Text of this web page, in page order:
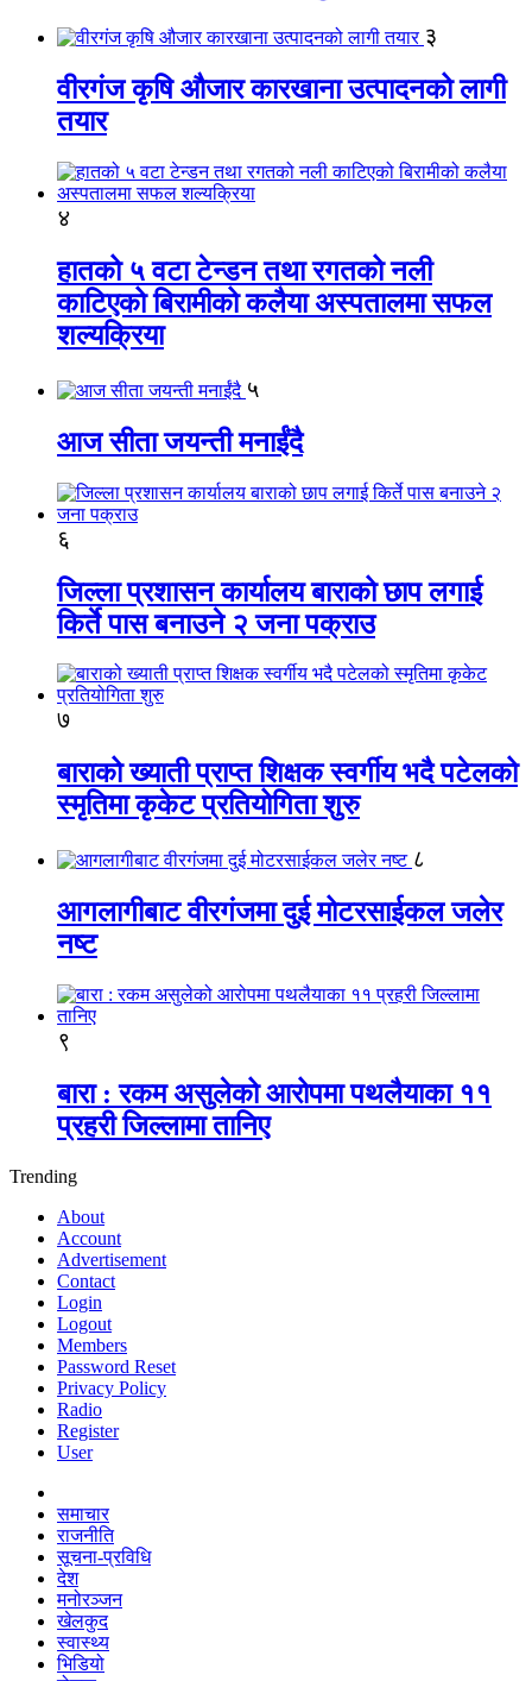
३
वीरगंज कृषि औजार कारखाना उत्पादनको लागी
तयार
४
हातको ५ वटा टेन्डन तथा रगतको नली
काटिएको बिरामीको कलैया अस्पतालमा सफल
शल्यक्रिया
५
आज सीता जयन्ती मनाईंदै
६
जिल्ला प्रशासन कार्यालय बाराको छाप लगाई
किर्ते पास बनाउने २ जना पक्राउ
७
बाराको ख्याती प्राप्त शिक्षक स्वर्गीय भदै पटेलको
स्मृतिमा कृकेट प्रतियोगिता शुरु
८
आगलागीबाट वीरगंजमा दुई मोटरसाईकल जलेर
नष्ट
९
बारा : रकम असुलेको आरोपमा पथलैयाका ११
प्रहरी जिल्लामा तानिए
Trending
About
Account
Advertisement
Contact
Login
Logout
Members
Password Reset
Privacy Policy
Radio
Register
User
समाचार
राजनीति
सूचना-प्रविधि
देश
मनोरञ्जन
खेलकुद
स्वास्थ्य
भिडियो